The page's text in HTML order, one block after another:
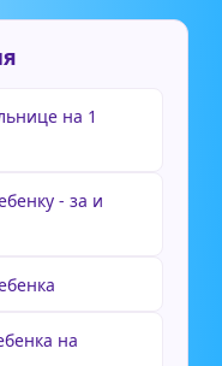
на 1
- за и
на